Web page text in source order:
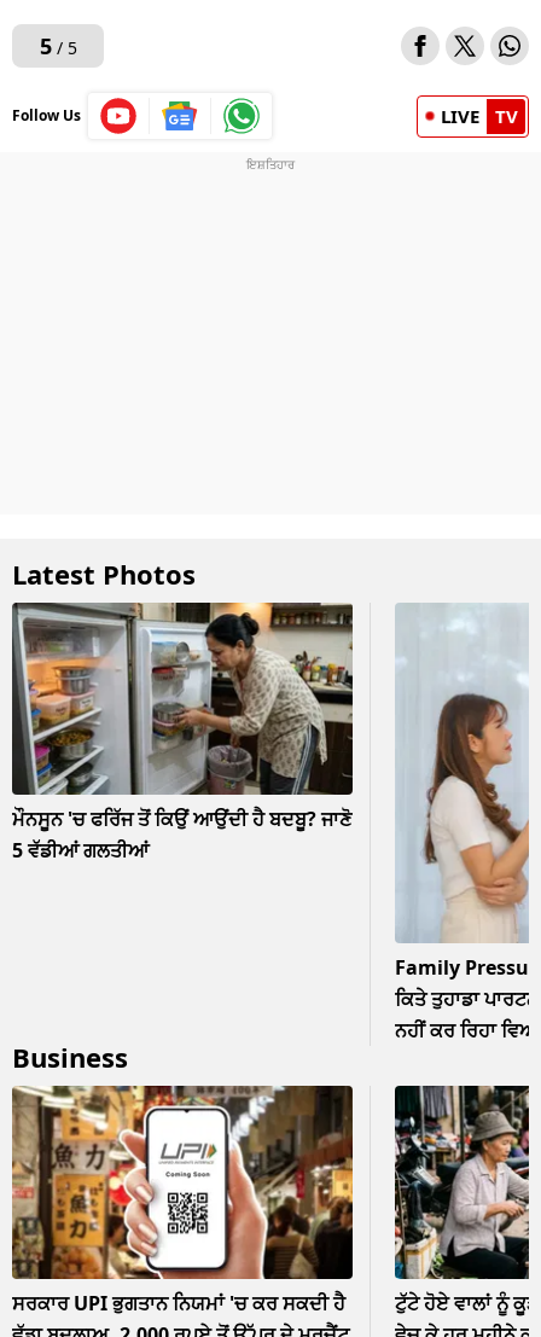
5/ 5
Follow Us LIVE TV
Latest Photos
ਮੌਨਸੂਨ 'ਚ ਫਰਿੱਜ ਤੋਂ ਕਿਉਂ ਆਉਂਦੀ ਹੈ ਬਦਬੂ? ਜਾਣੋ
5 ਵੱਡੀਆਂ ਗਲਤੀਆਂ
Family
ਕਿਤੇ ਤੁਹਾਡਾ
ਨਹੀਂ ਕਰ ਰਿਹਾ
Business
ਸਰਕਾਰ UPI ਭੁਗਤਾਨ ਨਿਯਮਾਂ 'ਚ ਕਰ ਸਕਦੀ ਹੈ
ਟੁੱਟੇ ਹੋਏ ਵਾਲਾਂ ਨੂੰ